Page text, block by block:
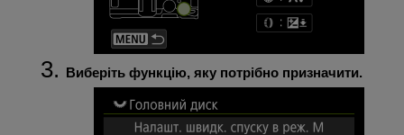
Виберіть функцію, яку потрібно призначити.